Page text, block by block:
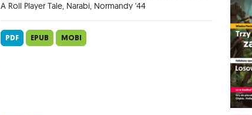
A Roll Player Tale, Narabi, Normandy '44
PDF EPUB MOBI